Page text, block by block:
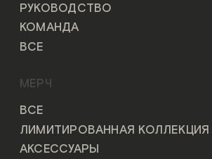
РУКОВОДСТВО
КОМАНДА
ВСЕ
МЕРЧ
ВСЕ
ЛИМИТИРОВАННАЯ КОЛЛЕКЦИЯ
АКСЕССУАРЫ